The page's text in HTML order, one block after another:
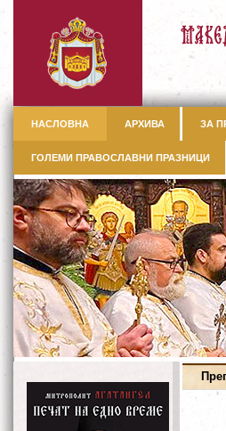
НАСЛОВНА АРХИВА ЗА
ГОЛЕМИ ПРАВОСЛАВНИ ПРАЗНИЦИ